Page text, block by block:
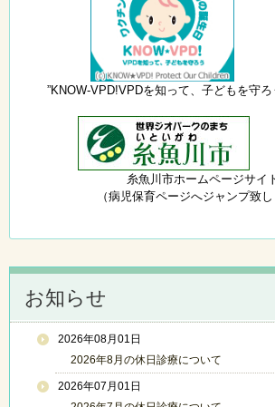
”KNOW-VPD!VPDを知って、子どもを守ろ
糸魚川市ホームページサイ
（病児保育ページへジャンプ致し
お知らせ
2026年08月01日
2026年8月の休日診療について
2026年07月01日